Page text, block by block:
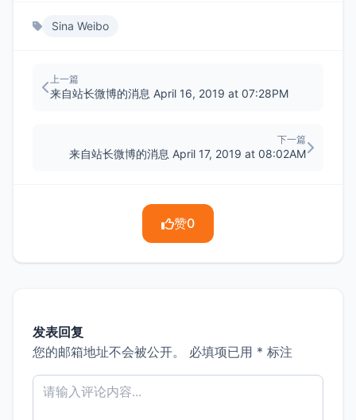
Sina Weibo
上一篇
来自站长微博的消息 April 16, 2019 at 07:28PM
下一篇
来自站长微博的消息 April 17, 2019 at 08:02AM
赞0
发表回复
您的邮箱地址不会被公开。
必填项已用 * 标注